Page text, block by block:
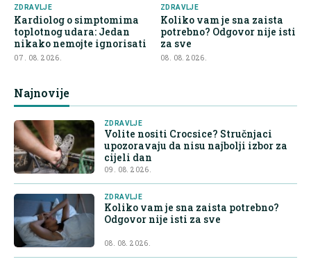
ZDRAVLJE
Kardiolog o simptomima
toplotnog udara: Jedan
nikako nemojte ignorisati
07. 08. 2026.
ZDRAVLJE
Koliko vam je sna zaista
potrebno? Odgovor nije isti
za sve
08. 08. 2026.
Najnovije
ZDRAVLJE
Volite nositi Crocsice? Stručnjaci
upozoravaju da nisu najbolji izbor za
cijeli dan
09. 08. 2026.
ZDRAVLJE
Koliko vam je sna zaista potrebno?
Odgovor nije isti za sve
08. 08. 2026.